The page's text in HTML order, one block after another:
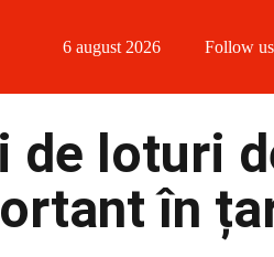
6 august 2026 Follow us
de loturi
în